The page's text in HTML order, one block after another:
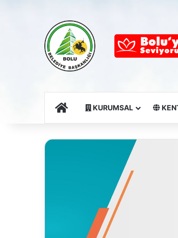
Ana SayfaKURUMSAL